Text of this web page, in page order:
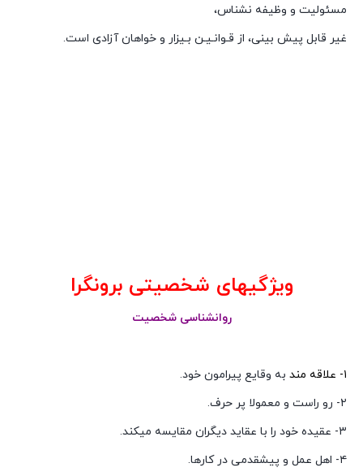
مسئولیت و وظیفه نشناس،
غیر قابل پیش بینی، از قـوانـیـن بـیزار و خواهان آزادی است.
ویژگیهای شخصیتی برونگرا
روانشناسی شخصیت
۱- علاقه مند
به وقایع پیرامون خود.
۲- رو راست و معمولا پر حرف.
۳- عقیده خود را با عقاید دیگران مقایسه میکند.
۴- اهل عمل و پیشقدمی در کارها.